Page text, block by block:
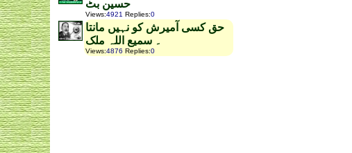
حسین بٹ
Views:4921 Replies:0
حق کسی آمیرش کو نہیں مانتا
۔ سمیع اللہ ملک
Views:4876 Replies:0